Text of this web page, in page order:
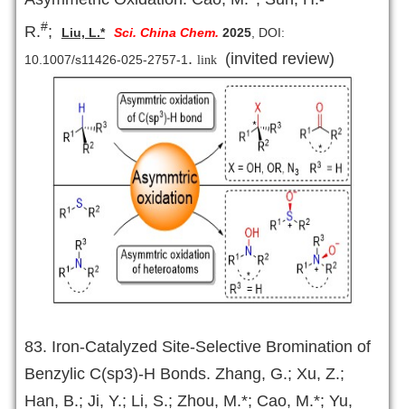
R.#; Liu, L.* Sci. China Chem. 2025, DOI:
10.1007/s11426-025-2757-1 . link (invited review)
83. Iron-Catalyzed Site-Selective Bromination of
Benzylic C(sp3)-H Bonds. Zhang, G.; Xu, Z.;
Han, B.; Ji, Y.; Li, S.; Zhou, M.*; Cao, M.*; Yu,